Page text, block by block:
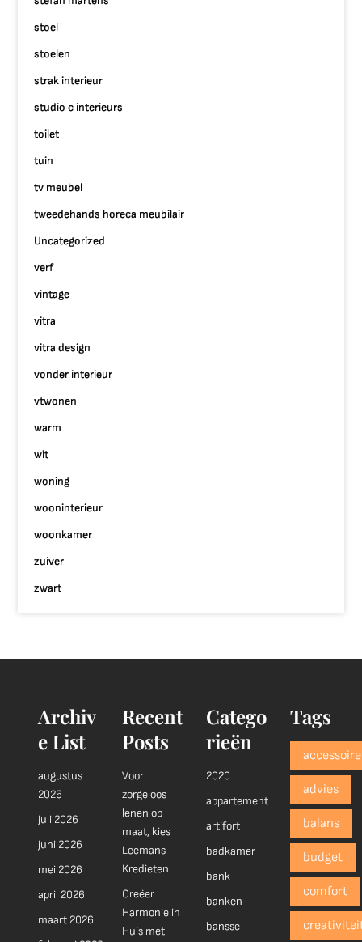
stoel
stoelen
strak interieur
studio c interieurs
toilet
tuin
tv meubel
tweedehands horeca meubilair
Uncategorized
verf
vintage
vitra
vitra design
vonder interieur
vtwonen
warm
wit
woning
wooninterieur
woonkamer
zuiver
zwart
Archiv
e List
augustus
2026
juli 2026
juni 2026
mei 2026
april 2026
maart 2026
Recent
Posts
Voor
zorgeloos
lenen op
maat, kies
Leemans
Kredieten!
Creëer
Harmonie in
Huis met
Catego
rieën
2020
appartement
artifort
badkamer
bank
banken
bansse
Tags
advies
balans
budget
comfort